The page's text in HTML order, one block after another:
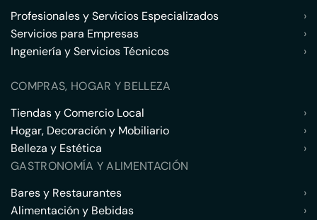
Profesionales y Servicios Especializados
›
Servicios para Empresas
›
Ingeniería y Servicios Técnicos
›
COMPRAS, HOGAR Y BELLEZA
Tiendas y Comercio Local
›
Hogar, Decoración y Mobiliario
›
Belleza y Estética
›
GASTRONOMÍA Y ALIMENTACIÓN
Bares y Restaurantes
›
Alimentación y Bebidas
›